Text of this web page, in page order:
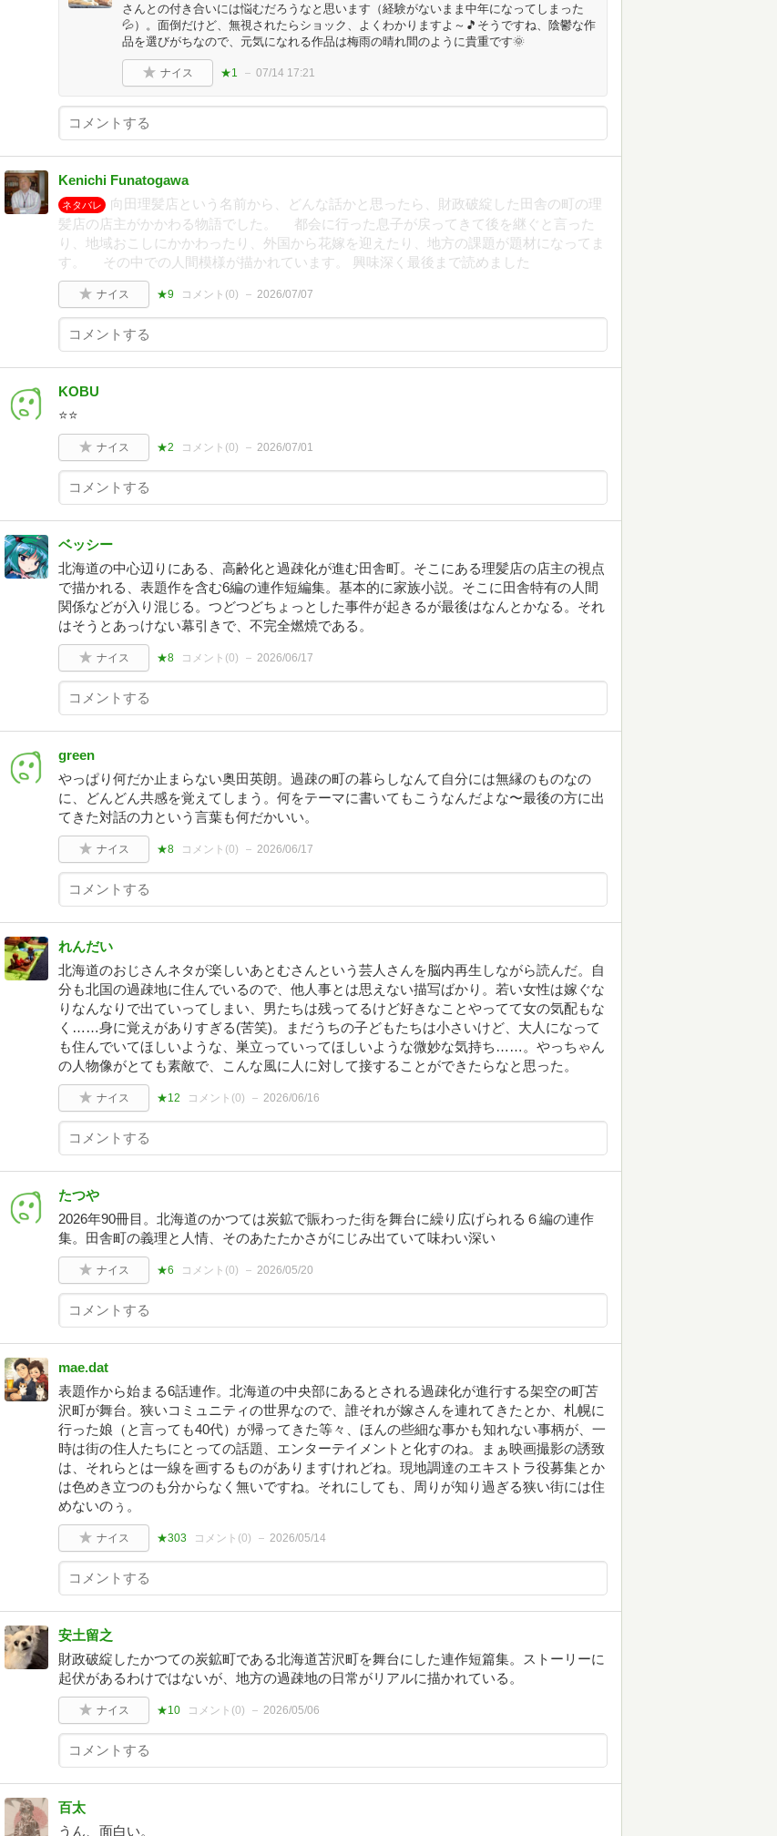
さんとの付き合いには悩むだろうなと思います（経験がないまま中年になってしまった
💦）。面倒だけど、無視されたらショック、よくわかりますよ～🎵そうですね、陰鬱な作
品を選びがちなので、元気になれる作品は梅雨の晴れ間のように貴重です🌞
ナイス ★1 07/14 17:21
Kenichi Funatogawa
ネタバレ
向田理髪店という名前から、どんな話かと思ったら、財政破綻した田舎の町の理
髪店の店主がかかわる物語でした。 都会に行った息子が戻ってきて後を継ぐと言った
り、地域おこしにかかわったり、外国から花嫁を迎えたり、地方の課題が題材になってま
す。 その中での人間模様が描かれています。 興味深く最後まで読めました
ナイス ★9 コメント(0) 2026/07/07
KOBU
⭐️⭐️
ナイス ★2 コメント(0) 2026/07/01
ベッシー
北海道の中心辺りにある、高齢化と過疎化が進む田舎町。そこにある理髪店の店主の視点
で描かれる、表題作を含む6編の連作短編集。基本的に家族小説。そこに田舎特有の人間
関係などが入り混じる。つどつどちょっとした事件が起きるが最後はなんとかなる。それ
はそうとあっけない幕引きで、不完全燃焼である。
ナイス ★8 コメント(0) 2026/06/17
green
やっぱり何だか止まらない奥田英朗。過疎の町の暮らしなんて自分には無縁のものなの
に、どんどん共感を覚えてしまう。何をテーマに書いてもこうなんだよな〜最後の方に出
てきた対話の力という言葉も何だかいい。
ナイス ★8 コメント(0) 2026/06/17
れんだい
北海道のおじさんネタが楽しいあとむさんという芸人さんを脳内再生しながら読んだ。自
分も北国の過疎地に住んでいるので、他人事とは思えない描写ばかり。若い女性は嫁ぐな
りなんなりで出ていってしまい、男たちは残ってるけど好きなことやってて女の気配もな
く……身に覚えがありすぎる(苦笑)。まだうちの子どもたちは小さいけど、大人になって
も住んでいてほしいような、巣立っていってほしいような微妙な気持ち……。やっちゃん
の人物像がとても素敵で、こんな風に人に対して接することができたらなと思った。
ナイス ★12 コメント(0) 2026/06/16
たつや
2026年90冊目。北海道のかつては炭鉱で賑わった街を舞台に繰り広げられる６編の連作
集。田舎町の義理と人情、そのあたたかさがにじみ出ていて味わい深い
ナイス ★6 コメント(0) 2026/05/20
mae.dat
表題作から始まる6話連作。北海道の中央部にあるとされる過疎化が進行する架空の町苫
沢町が舞台。狭いコミュニティの世界なので、誰それが嫁さんを連れてきたとか、札幌に
行った娘（と言っても40代）が帰ってきた等々、ほんの些細な事かも知れない事柄が、一
時は街の住人たちにとっての話題、エンターテイメントと化すのね。まぁ映画撮影の誘致
は、それらとは一線を画するものがありますけれどね。現地調達のエキストラ役募集とか
は色めき立つのも分からなく無いですね。それにしても、周りが知り過ぎる狭い街には住
めないのぅ。
ナイス ★303 コメント(0) 2026/05/14
安土留之
財政破綻したかつての炭鉱町である北海道苫沢町を舞台にした連作短篇集。ストーリーに
起伏があるわけではないが、地方の過疎地の日常がリアルに描かれている。
ナイス ★10 コメント(0) 2026/05/06
百太
うん、面白い。